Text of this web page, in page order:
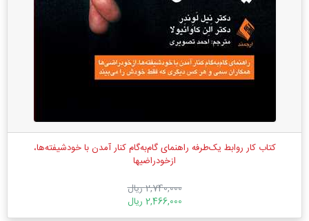
کتاب کار روابط یک‌طرفه راهنمای گام‌به‌گام کنار آمدن با خودشیفته‌ها،
ازخودراضیها
2,740,000 ریال
2,466,000 ریال